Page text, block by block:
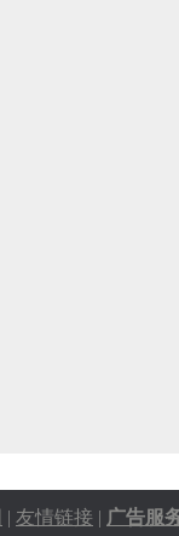
| 友情链接 | 广告服